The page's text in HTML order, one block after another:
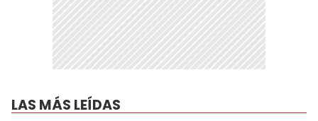
LAS MÁS LEÍDAS